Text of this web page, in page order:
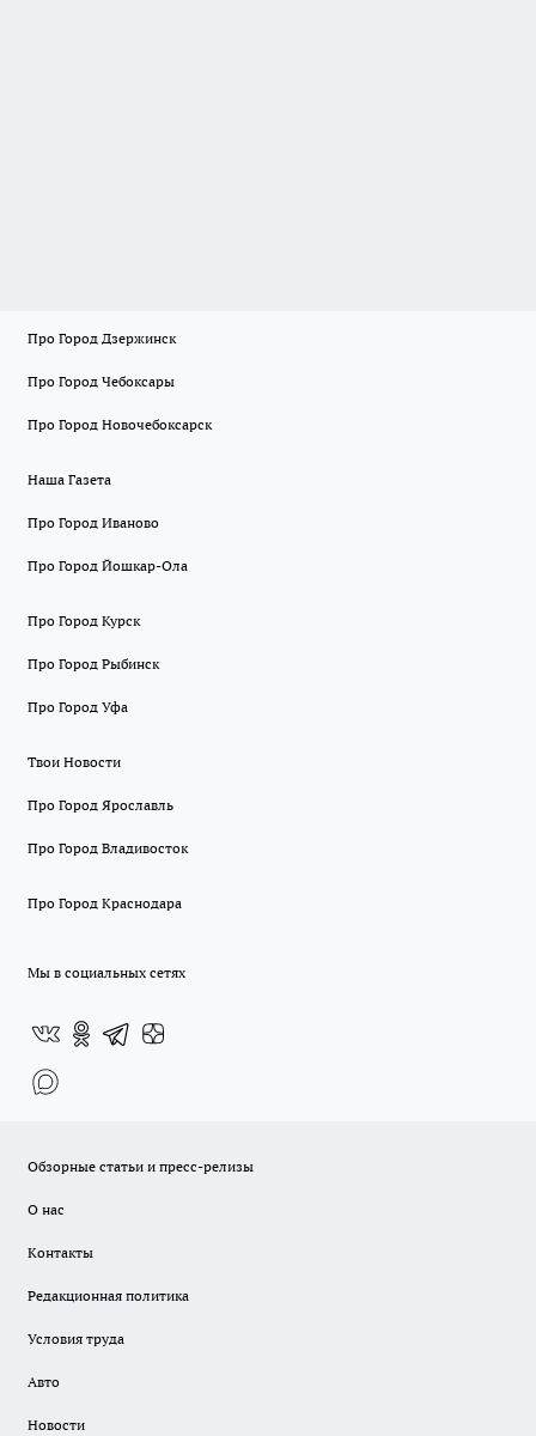
Про Город Дзержинск
Про Город Чебоксары
Про Город Новочебоксарск
Наша Газета
Про Город Иваново
Про Город Йошкар-Ола
Про Город Курск
Про Город Рыбинск
Про Город Уфа
Твои Новости
Про Город Ярославль
Про Город Владивосток
Про Город Краснодара
Мы в социальных сетях
Обзорные статьи и пресс-релизы
О нас
Контакты
Редакционная политика
Условия труда
Авто
Новости